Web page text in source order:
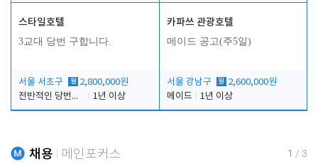
스타일호텔
3교대 당번 구합니다.
서울 서초구 월 2,800,000원
전반적인 당번업무
1년 이상
카파쓰 관광호텔
메이드 공고(주5일)
서울 강남구 월 2,600,000원
메이드
1년 이상
채용 메인포커스 1 / 3